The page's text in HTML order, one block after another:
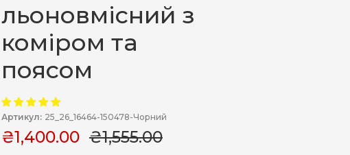
льоновмісний з
коміром та
поясом
Артикул: 25_26_16464-150478-Чорний
₴1,400.00 ₴1,555.00